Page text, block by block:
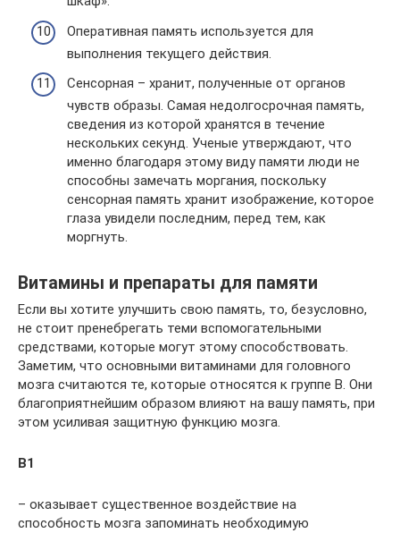
Оперативная память используется для
выполнения текущего действия.
Сенсорная – хранит, полученные от органов
чувств образы. Самая недолгосрочная память,
сведения из которой хранятся в течение
нескольких секунд. Ученые утверждают, что
именно благодаря этому виду памяти люди не
способны замечать моргания, поскольку
сенсорная память хранит изображение, которое
глаза увидели последним, перед тем, как
моргнуть.
Витамины и препараты для памяти
Если вы хотите улучшить свою память, то, безусловно,
не стоит пренебрегать теми вспомогательными
средствами, которые могут этому способствовать.
Заметим, что основными витаминами для головного
мозга считаются те, которые относятся к группе В. Они
благоприятнейшим образом влияют на вашу память, при
этом усиливая защитную функцию мозга.
В1
– оказывает существенное воздействие на
способность мозга запоминать необходимую